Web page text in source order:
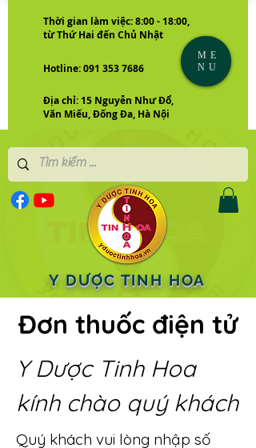
Thời gian làm việc: 8:00 - 18:00,
từ Thứ Hai đến Chủ Nhật
Hotline: 091 353 7686
Địa chỉ: 15 Nguyễn Như Đổ,
Văn Miếu, Đống Đa, Hà Nội
Y DƯỢC TINH HOA
ME
NU
Đơn thuốc điện tử
Y Dược Tinh Hoa
kính chào quý khách
Quý khách vui lòng nhập số